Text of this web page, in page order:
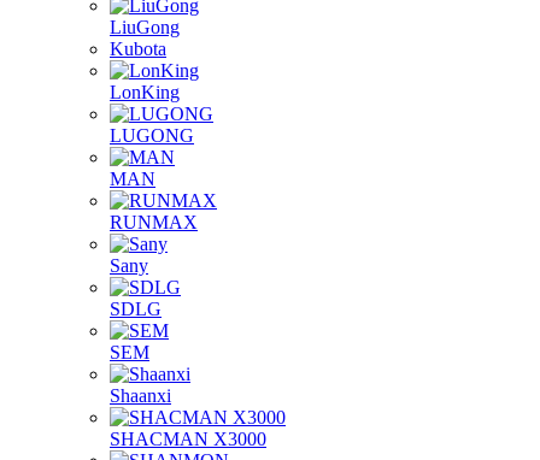
LiuGong
Kubota
LonKing
LUGONG
MAN
RUNMAX
Sany
SDLG
SEM
Shaanxi
SHACMAN X3000